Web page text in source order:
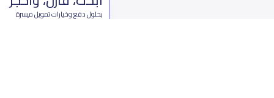
بحلول دفع وخيارات تمويل ميسرة